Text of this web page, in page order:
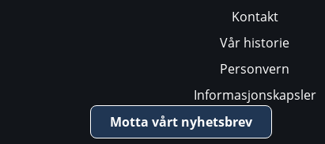
Kontakt
Vår historie
Personvern
Informasjonskapsler
Motta vårt nyhetsbrev